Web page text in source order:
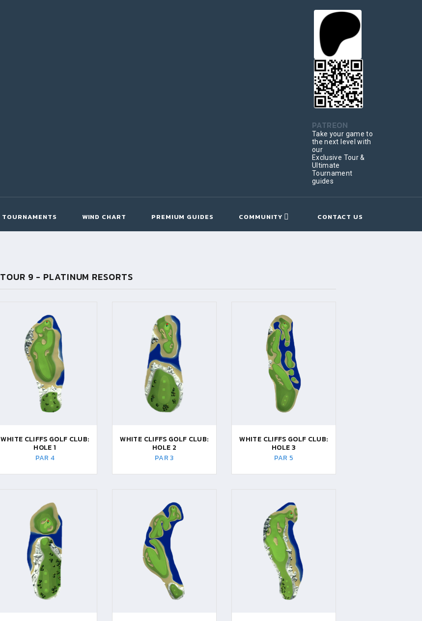
PATREON
Take your game to
the next level with
our
Exclusive Tour &
Ultimate
Tournament
guides
TOURNAMENTS WIND CHART PREMIUM GUIDES COMMUNITY CONTACT US
TOUR 9 - PLATINUM RESORTS
WHITE CLIFFS GOLF CLUB:
HOLE 1
PAR 4
WHITE CLIFFS GOLF CLUB:
HOLE 2
PAR 3
WHITE CLIFFS GOLF CLUB:
HOLE 3
PAR 5